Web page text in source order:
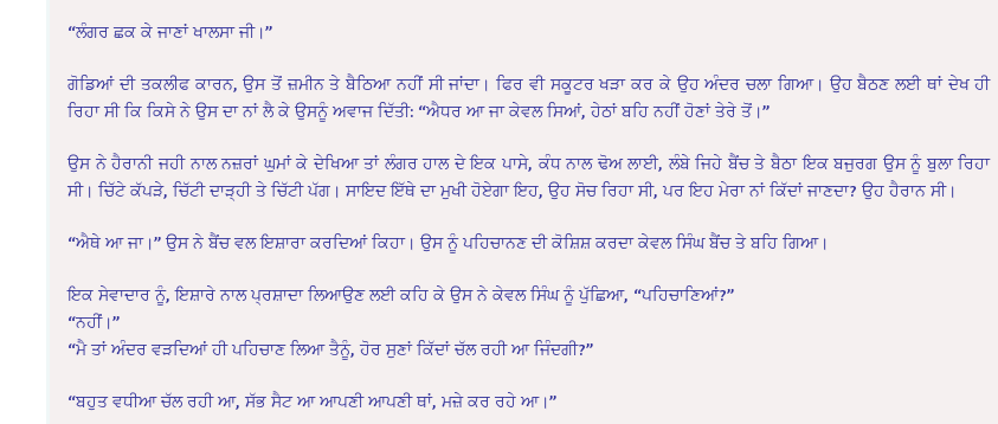
“ਲੰਗਰ ਛਕ ਕੇ ਜਾਣਾਂ ਖਾਲਸਾ ਜੀ।”
ਗੋਡਿਆਂ ਦੀ ਤਕਲੀਫ ਕਾਰਨ, ਉਸ ਤੋਂ ਜ਼ਮੀਨ ਤੇ ਬੈਠਿਆ ਨਹੀਂ ਸੀ ਜਾਂਦਾ। ਫਿਰ ਵੀ ਸਕੂਟਰ ਖੜਾ ਕਰ ਕੇ ਉਹ ਅੰਦਰ ਚਲਾ ਗਿਆ। ਉਹ ਬੈਠਣ ਲਈ ਥਾਂ ਦੇਖ ਹੀ
ਰਿਹਾ ਸੀ ਕਿ ਕਿਸੇ ਨੇ ਉਸ ਦਾ ਨਾਂ ਲੈ ਕੇ ਉਸਨੂੰ ਅਵਾਜ ਦਿੱਤੀ: “ਐਧਰ ਆ ਜਾ ਕੇਵਲ ਸਿਆਂ, ਹੇਠਾਂ ਬਹਿ ਨਹੀਂ ਹੋਣਾਂ ਤੇਰੇ ਤੋਂ।”
ਉਸ ਨੇ ਹੈਰਾਨੀ ਜਹੀ ਨਾਲ ਨਜ਼ਰਾਂ ਘੁਮਾਂ ਕੇ ਦੇਖਿਆ ਤਾਂ ਲੰਗਰ ਹਾਲ ਦੇ ਇਕ ਪਾਸੇ, ਕੰਧ ਨਾਲ ਢੋਅ ਲਾਈ, ਲੰਬੇ ਜਿਹੇ ਬੈਂਚ ਤੇ ਬੈਠਾ ਇਕ ਬਜੁਰਗ ਉਸ ਨੂੰ ਬੁਲਾ ਰਿਹਾ
ਸੀ। ਚਿੱਟੇ ਕੱਪੜੇ, ਚਿੱਟੀ ਦਾੜ੍ਹੀ ਤੇ ਚਿੱਟੀ ਪੱਗ। ਸਾਇਦ ਇੱਥੇ ਦਾ ਮੁਖੀ ਹੋਏਗਾ ਇਹ, ਉਹ ਸੋਚ ਰਿਹਾ ਸੀ, ਪਰ ਇਹ ਮੇਰਾ ਨਾਂ ਕਿੱਦਾਂ ਜਾਣਦਾ? ਉਹ ਹੈਰਾਨ ਸੀ।
“ਐਥੇ ਆ ਜਾ।” ਉਸ ਨੇ ਬੈਂਚ ਵਲ ਇਸ਼ਾਰਾ ਕਰਦਿਆਂ ਕਿਹਾ।ਉਸ ਨੂੰ ਪਹਿਚਾਨਣ ਦੀ ਕੋਸ਼ਿਸ਼ ਕਰਦਾ ਕੇਵਲ ਸਿੰਘ ਬੈਂਚ ਤੇ ਬਹਿ ਗਿਆ।
ਇਕ ਸੇਵਾਦਾਰ ਨੂੰ, ਇਸ਼ਾਰੇ ਨਾਲ ਪ੍ਰਸ਼ਾਦਾ ਲਿਆਉਣ ਲਈ ਕਹਿ ਕੇ ਉਸ ਨੇ ਕੇਵਲ ਸਿੰਘ ਨੂੰ ਪੁੱਛਿਆ, “ਪਹਿਚਾਣਿਆਂ?”
“ਨਹੀਂ।”
“ਮੈ ਤਾਂ ਅੰਦਰ ਵੜਦਿਆਂ ਹੀ ਪਹਿਚਾਣ ਲਿਆ ਤੈਨੂੰ, ਹੋਰ ਸੁਣਾਂ ਕਿੱਦਾਂ ਚੱਲ ਰਹੀ ਆ ਜਿੰਦਗੀ?”
“ਬਹੁਤ ਵਧੀਆ ਚੱਲ ਰਹੀ ਆ, ਸੱਭ ਸੈਟ ਆ ਆਪਣੀ ਆਪਣੀ ਥਾਂ, ਮਜ਼ੇ ਕਰ ਰਹੇ ਆ।”